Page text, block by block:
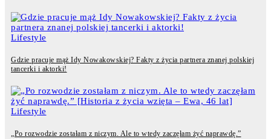
Lifestyle
Gdzie pracuje mąż Idy Nowakowskiej? Fakty z życia partnera znanej polskiej
tancerki i aktorki!
Lifestyle
„Po rozwodzie zostałam z niczym. Ale to wtedy zaczęłam żyć naprawdę.”